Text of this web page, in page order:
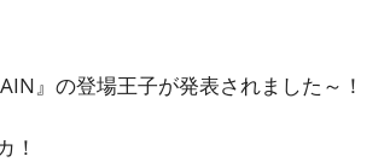
』の登場王子が発表されました～！
！